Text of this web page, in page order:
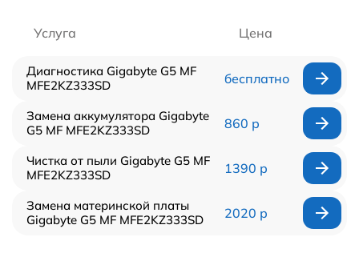
Услуга Цена
Диагностика Gigabyte G5 MF
MFE2KZ333SD
бесплатно
Замена аккумулятора Gigabyte
G5 MF MFE2KZ333SD
860 р
Чистка от пыли Gigabyte G5 MF
MFE2KZ333SD
1390 р
Замена материнской платы
Gigabyte G5 MF MFE2KZ333SD
2020 р